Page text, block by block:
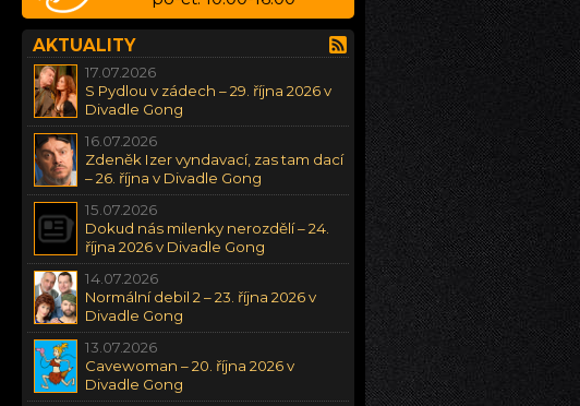
AKTUALITY
17.07.2026
S Pydlou v zádech – 29. října 2026 v
Divadle Gong
16.07.2026
Zdeněk Izer vyndavací, zas tam dací
– 26. října v Divadle Gong
15.07.2026
Dokud nás milenky nerozdělí – 24.
října 2026 v Divadle Gong
14.07.2026
Normální debil 2 – 23. října 2026 v
Divadle Gong
13.07.2026
Cavewoman – 20. října 2026 v
Divadle Gong